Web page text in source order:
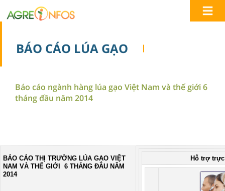
BÁO CÁO LÚA GẠO
Báo cáo ngành hàng lúa gạo Việt Nam và thế giới 6
tháng đầu năm 2014
BÁO CÁO THỊ TRƯỜNG LÚA GẠO VIỆT
NAM VÀ THẾ GIỚI 6 THÁNG ĐẦU NĂM
2014
Hỗ trợ